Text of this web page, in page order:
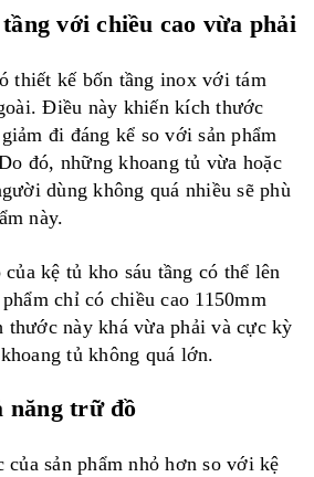
với chiều cao vừa phải
thiết kế bốn tầng inox với tám
Điều này khiến kích thước
đi đáng kể so với sản phẩm
đó, những khoang tủ vừa hoặc
dùng không quá nhiều sẽ phù
này.
kệ tủ kho sáu tầng có thể lên
chỉ có chiều cao 1150mm
thước này khá vừa phải và cực kỳ
tủ không quá lớn.
năng trữ đồ
sản phẩm nhỏ hơn so với kệ